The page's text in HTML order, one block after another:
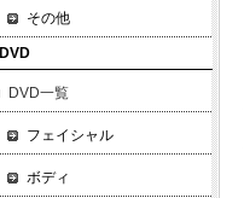
その他
DVD
DVD一覧
フェイシャル
ボディ